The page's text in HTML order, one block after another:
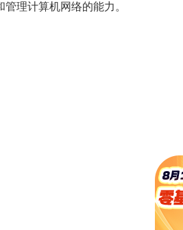
理计算机网络的能力。